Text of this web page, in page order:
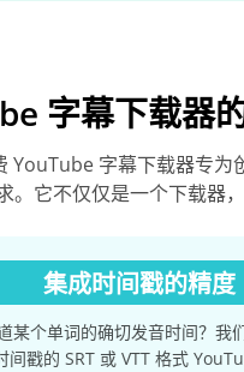
字幕下载器
YouTube 字幕下载器专
。它不仅仅是一个下载器
集成时间戳的精度
某个单词的确切发音时间？我
间戳的 SRT 或 VTT 格式